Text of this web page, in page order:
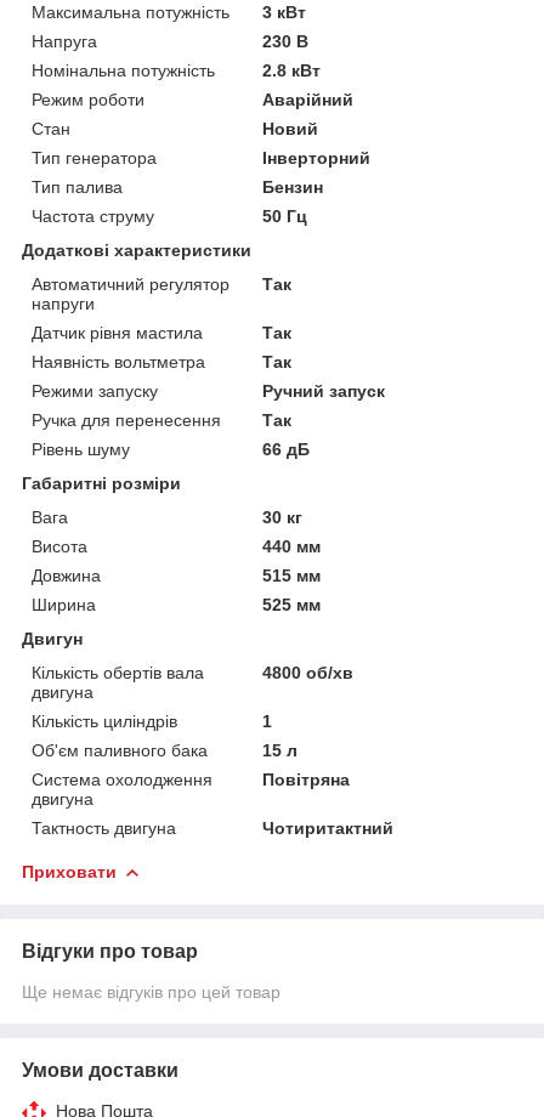
Максимальна потужність
3 кВт
Напруга
230 В
Номінальна потужність
2.8 кВт
Режим роботи
Аварійний
Стан
Новий
Тип генератора
Інверторний
Тип палива
Бензин
Частота струму
50 Гц
Додаткові характеристики
Автоматичний регулятор
напруги
Так
Датчик рівня мастила
Так
Наявність вольтметра
Так
Режими запуску
Ручний запуск
Ручка для перенесення
Так
Рівень шуму
66 дБ
Габаритні розміри
Вага
30 кг
Висота
440 мм
Довжина
515 мм
Ширина
525 мм
Двигун
Кількість обертів вала
двигуна
4800 об/хв
Кількість циліндрів
1
Об'єм паливного бака
15 л
Система охолодження
двигуна
Повітряна
Тактность двигуна Чотиритактний
Приховати
Відгуки про товар
Ще немає відгуків про цей товар
Умови доставки
Нова Пошта